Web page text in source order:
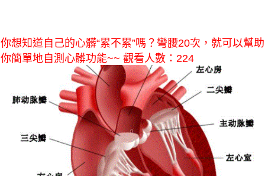
你想知道自己的心髒“累不累”嗎？彎腰20次，就可以幫助
你簡單地自測心髒功能~~ 觀看人數：224